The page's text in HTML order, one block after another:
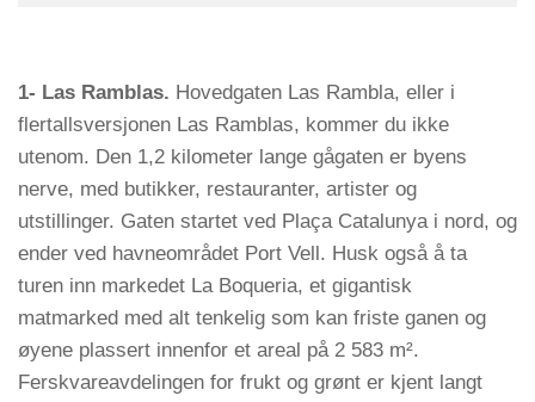
1- Las Ramblas. Hovedgaten Las Rambla, eller i
flertallsversjonen Las Ramblas, kommer du ikke
utenom. Den 1,2 kilometer lange gågaten er byens
nerve, med butikker, restauranter, artister og
utstillinger. Gaten startet ved Plaça Catalunya i nord, og
ender ved havneområdet Port Vell. Husk også å ta
turen inn markedet La Boqueria, et gigantisk
matmarked med alt tenkelig som kan friste ganen og
øyene plassert innenfor et areal på 2 583 m².
Ferskvareavdelingen for frukt og grønt er kjent langt